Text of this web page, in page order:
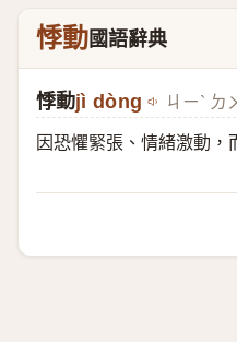
悸動國語辭典
悸動jì dòng ㄐㄧˋ ㄉ
因恐懼緊張、情緒激動，